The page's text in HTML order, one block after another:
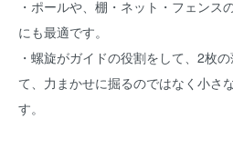
・ポールや、棚・ネット・フェンス
にも最適です。
・螺旋がガイドの役割をして、2枚
て、力まかせに掘るのではなく小さ
す。